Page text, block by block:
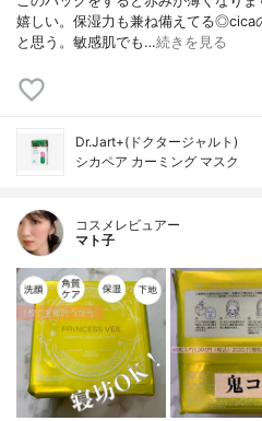
嬉しい。保湿力も兼ね備えてる◎cica
と思う。敏感肌でも…続きを見る
Dr.Jart+(ドクタージャルト)
シカペア カーミング マスク
コスメレビュアー
マト子